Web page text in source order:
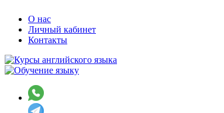
О нас
Личный кабинет
Контакты